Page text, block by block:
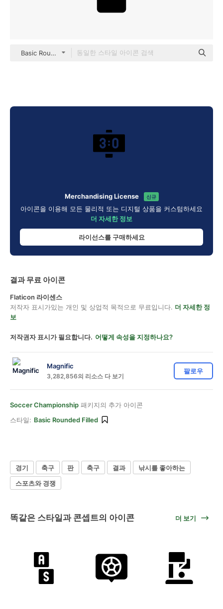
Basic Rounded Filled
Merchandising License 신규
아이콘을 이용해 모든 물리적 또는 디지털 상품을 커스텀하세요
더 자세한 정보
라이선스를 구매하세요
결과 무료 아이콘
Flaticon 라이센스
저작자 표시가있는 개인 및 상업적 목적으로 무료입니다. 더 자세한 정
보
저작권자 표시가 필요합니다. 어떻게 속성을 지정하나요?
Magnific
3,282,856의 리소스 다 보기
팔로우
Soccer Championship 패키지의 추가 아이콘
스타일: Basic Rounded Filled
경기 축구 판 축구 결과
낚시를 좋아하는
스포츠와 경쟁
똑같은 스타일과 콘셉트의 아이콘 더 보기